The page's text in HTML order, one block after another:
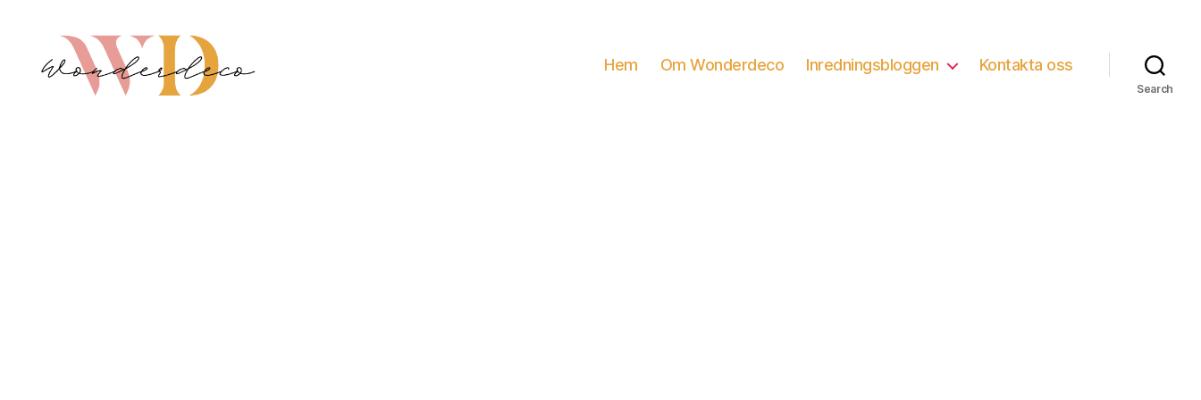
Hem Om Wonderdeco Inredningsbloggen Kontakta oss
Search